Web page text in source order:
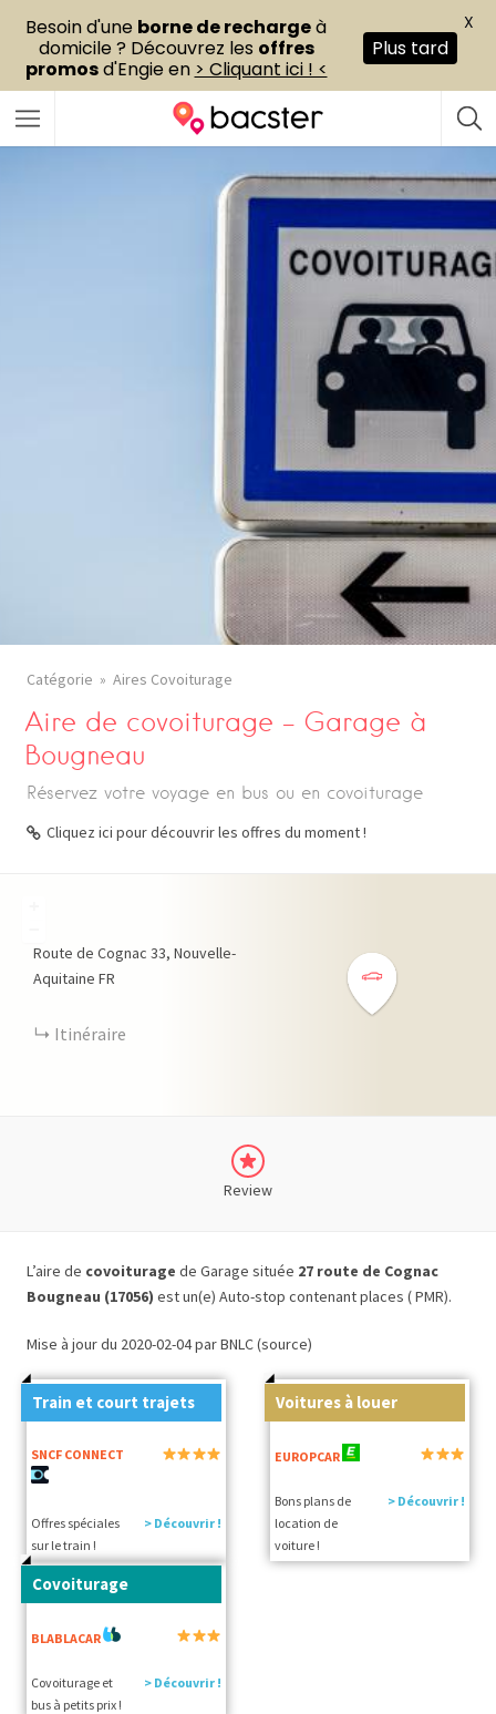
Catégorie Aires Covoiturage
Aire de covoiturage – Garage à
Bougneau
Réservez votre voyage en bus ou en covoiturage
Cliquez ici pour découvrir les offres du moment !
Route de Cognac 33 Nouvelle-
Aquitaine FR
Itinéraire
Review
L’aire de covoiturage de Garage située 27 route de Cognac
Bougneau (17056) est un(e) Auto-stop contenant places ( PMR).
Mise à jour du 2020-02-04 par BNLC (source)
Train et court trajets
SNCF CONNECT
Offres spéciales
sur le train !
> Découvrir !
Voitures à louer
EUROPCAR
Bons plans de
location de
voiture !
> Découvrir !
Covoiturage
BLABLACAR
Covoiturage et
bus à petits prix !
> Découvrir !
Besoin d'une borne de rechargeà
domicile ? Découvrez les offres
promosd'Engie en > Cliquant ici ! <
Plus tard
X